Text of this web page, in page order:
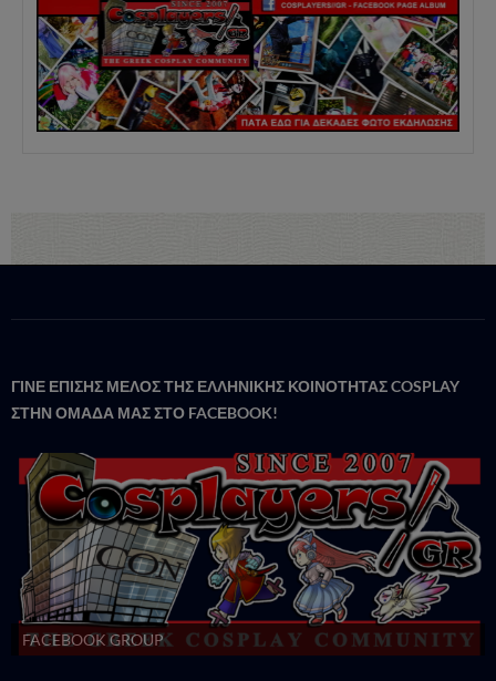
ΓΙΝΕ ΕΠΙΣΗΣ ΜΕΛΟΣ ΤΗΣ ΕΛΛΗΝΙΚΗΣ ΚΟΙΝΟΤΗΤΑΣ COSPLAY
ΣΤΗΝ ΟΜΑΔΑ ΜΑΣ ΣΤΟ FACΕBOOK!
FACEBOOK GROUP